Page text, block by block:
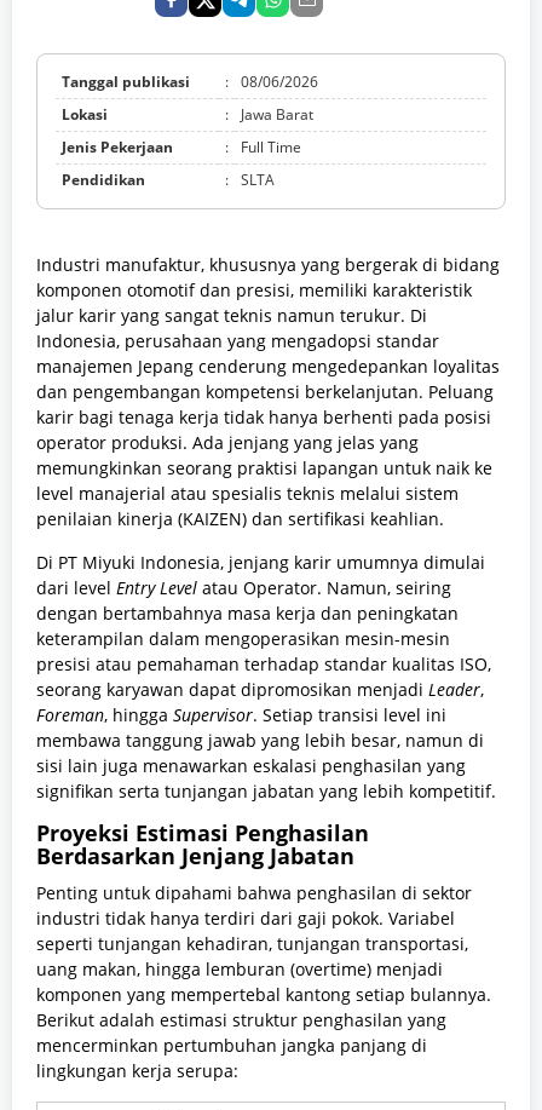
Tanggal publikasi : 08/06/2026
Lokasi
:
Jawa Barat
Jenis Pekerjaan
:
Full Time
Pendidikan
: SLTA
Industri manufaktur, khususnya yang bergerak di bidang
komponen otomotif dan presisi, memiliki karakteristik
jalur karir yang sangat teknis namun terukur. Di
Indonesia, perusahaan yang mengadopsi standar
manajemen Jepang cenderung mengedepankan loyalitas
dan pengembangan kompetensi berkelanjutan. Peluang
karir bagi tenaga kerja tidak hanya berhenti pada posisi
operator produksi. Ada jenjang yang jelas yang
memungkinkan seorang praktisi lapangan untuk naik ke
level manajerial atau spesialis teknis melalui sistem
penilaian kinerja (KAIZEN) dan sertifikasi keahlian.
Di PT Miyuki Indonesia, jenjang karir umumnya dimulai
dari level Entry Level atau Operator. Namun, seiring
dengan bertambahnya masa kerja dan peningkatan
keterampilan dalam mengoperasikan mesin-mesin
presisi atau pemahaman terhadap standar kualitas ISO,
seorang karyawan dapat dipromosikan menjadi Leader,
Foreman, hingga Supervisor. Setiap transisi level ini
membawa tanggung jawab yang lebih besar, namun di
sisi lain juga menawarkan eskalasi penghasilan yang
signifikan serta tunjangan jabatan yang lebih kompetitif.
Proyeksi Estimasi Penghasilan
Berdasarkan Jenjang Jabatan
Penting untuk dipahami bahwa penghasilan di sektor
industri tidak hanya terdiri dari gaji pokok. Variabel
seperti tunjangan kehadiran, tunjangan transportasi,
uang makan, hingga lemburan (overtime) menjadi
komponen yang mempertebal kantong setiap bulannya.
Berikut adalah estimasi struktur penghasilan yang
mencerminkan pertumbuhan jangka panjang di
lingkungan kerja serupa: